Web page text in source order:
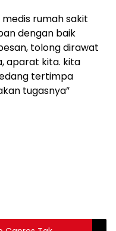
rumah sakit
dengan baik
tolong dirawat
aparat kita. kita
tertimpa
tugasnya”